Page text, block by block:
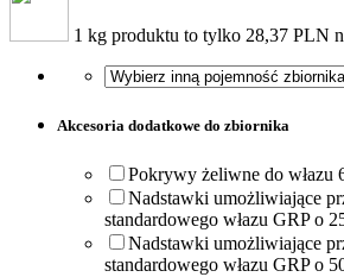
1 kg produktu to tylko 28,37 PLN
Akcesoria dodatkowe do zbiornika
Pokrywy żeliwne do włazu
Nadstawki umożliwiające
standardowego włazu GRP o
Nadstawki umożliwiające
standardowego włazu GRP o